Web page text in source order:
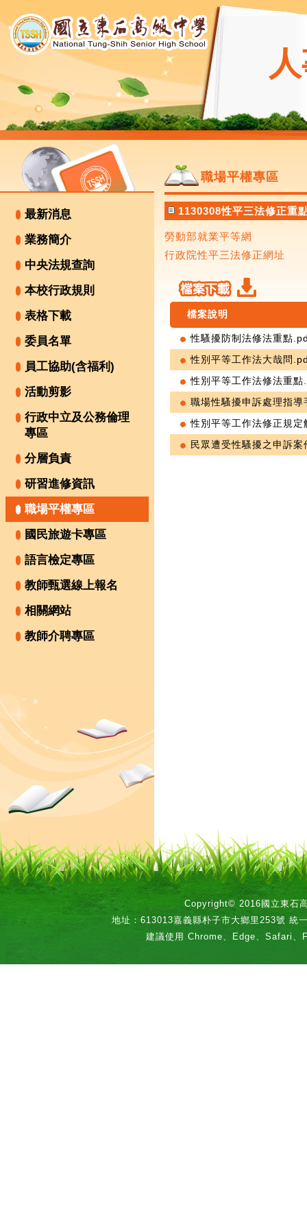
最新消息
業務簡介
中央法規查詢
本校行政規則
表格下載
委員名單
員工協助(含福利)
活動剪影
行政中立及公務倫理
專區
分層負責
研習進修資訊
職場平權專區
國民旅遊卡專區
語言檢定專區
教師甄選線上報名
相關網站
教師介聘專區
職場平權專區
1130308性平三法修正重
勞動部就業平等網
行政院性平三法修正網址
檔案說明
性騷擾防制法修法重點
性別平等工作法大哉問
性別平等工作法修法重
職場性騷擾申訴處理指
性別平等工作法修正規
民眾遭受性騷擾之申訴
Copyright© 2016國立東石
地址：613013嘉義縣朴子市大鄉里253號 統
建議使用 Chrome、Edge、Safari